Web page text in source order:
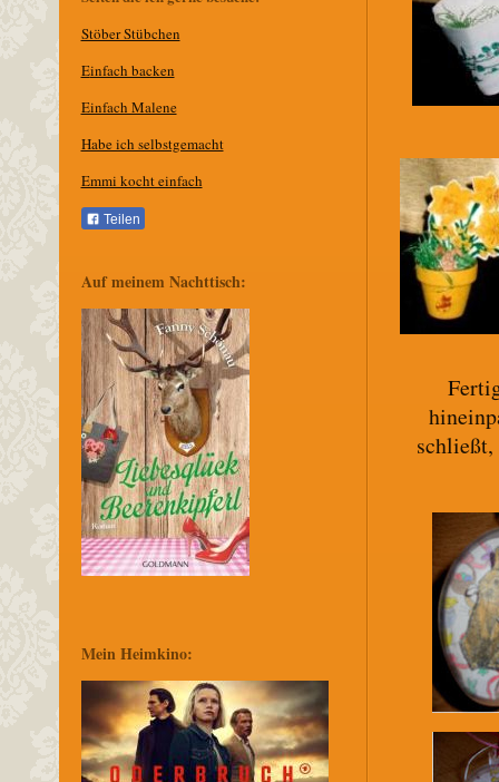
schließt,
Stöber Stübchen
Einfach backen
Einfach Malene
Habe ich selbstgemacht
Emmi kocht einfach
Teilen
Auf meinem Nachttisch:
Mein Heimkino: